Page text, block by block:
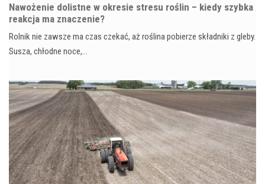
Nawożenie dolistne w okresie stresu roślin – kiedy szybka
reakcja ma znaczenie?
Rolnik nie zawsze ma czas czekać, aż roślina pobierze składniki z gleby.
Susza, chłodne noce,…